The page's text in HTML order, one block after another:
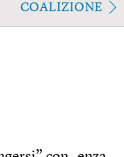
COALIZIONE